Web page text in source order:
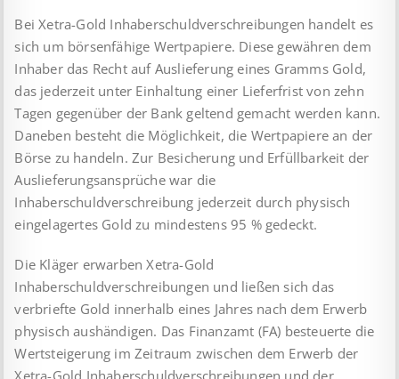
Bei Xetra-Gold Inhaberschuldverschreibungen handelt es
sich um börsenfähige Wertpapiere. Diese gewähren dem
Inhaber das Recht auf Auslieferung eines Gramms Gold,
das jederzeit unter Einhaltung einer Lieferfrist von zehn
Tagen gegenüber der Bank geltend gemacht werden kann.
Daneben besteht die Möglichkeit, die Wertpapiere an der
Börse zu handeln. Zur Besicherung und Erfüllbarkeit der
Auslieferungsansprüche war die
Inhaberschuldverschreibung jederzeit durch physisch
eingelagertes Gold zu mindestens 95 % gedeckt.
Die Kläger erwarben Xetra-Gold
Inhaberschuldverschreibungen und ließen sich das
verbriefte Gold innerhalb eines Jahres nach dem Erwerb
physisch aushändigen. Das Finanzamt (FA) besteuerte die
Wertsteigerung im Zeitraum zwischen dem Erwerb der